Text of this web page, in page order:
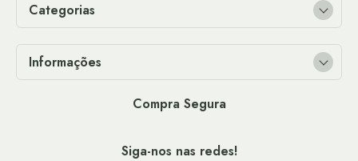
Categorias
Informações
Compra Segura
Siga-nos nas redes!